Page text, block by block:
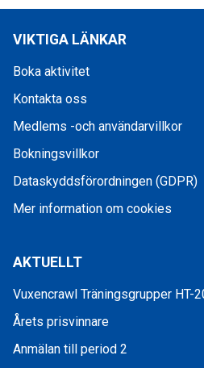
VIKTIGA LÄNKAR
Boka aktivitet
Kontakta oss
Medlems -och användarvillkor
Bokningsvillkor
Dataskyddsförordningen (GDPR)
Mer information om cookies
AKTUELLT
Vuxencrawl Träningsgrupper HT-
Årets prisvinnare
Anmälan till period 2